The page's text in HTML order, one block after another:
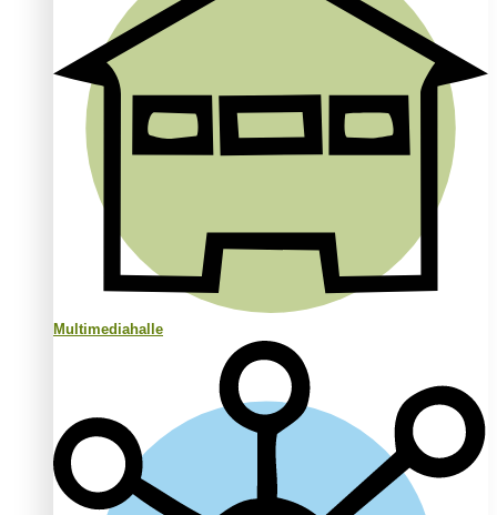
Multimediahalle